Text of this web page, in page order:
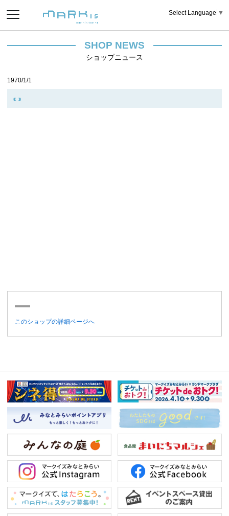
Select Language ▼
SHOP NEWS
ショップニュース
1970/1/1
このショップの詳細ページへ